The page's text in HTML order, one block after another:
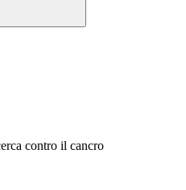
contro il cancro